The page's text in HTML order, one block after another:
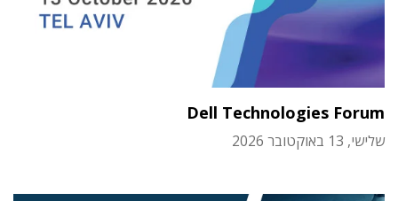
Dell Technologies Forum
שלישי, 13 באוקטובר 2026